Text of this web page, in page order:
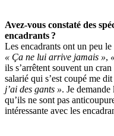
Avez-vous constaté des
encadrants ?
Les encadrants ont un peu
« Ça ne lui arrive jamais »,
ils s’arrêtent souvent un
salarié qui s’est coupé me dit
j’ai des gants ». Je
qu’ils ne sont pas
intéressante avec les